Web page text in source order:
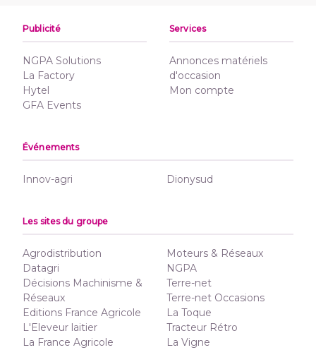
Publicité
NGPA Solutions
La Factory
Hytel
GFA Events
Services
Annonces matériels
d'occasion
Mon compte
Événements
Innov-agri Dionysud
Les sites du groupe
Agrodistribution
Datagri
Décisions Machinisme &
Réseaux
Editions France Agricole
L'Eleveur laitier
La France Agricole
Moteurs & Réseaux
NGPA
Terre-net
Terre-net Occasions
La Toque
Tracteur Rétro
La Vigne